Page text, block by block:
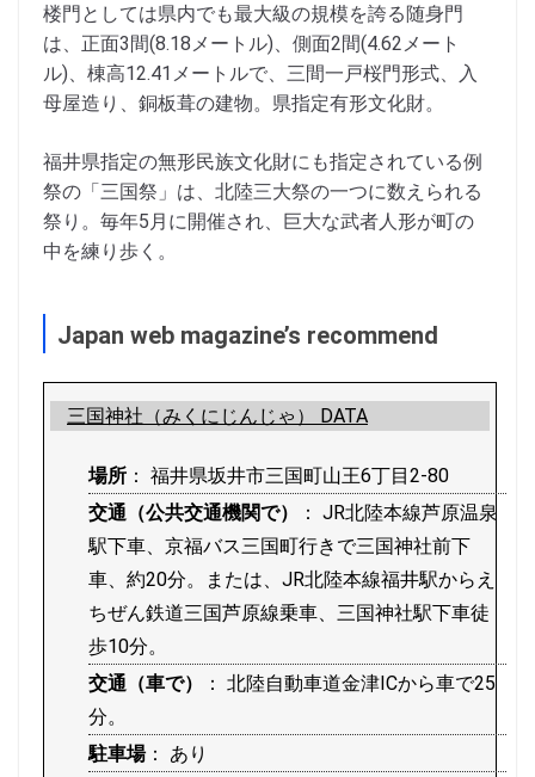
楼門としては県内でも最大級の規模を誇る随身門
は、正面3間(8.18メートル)、側面2間(4.62メート
ル)、棟高12.41メートルで、三間一戸桜門形式、入
母屋造り、銅板葺の建物。県指定有形文化財。
福井県指定の無形民族文化財にも指定されている例
祭の「三国祭」は、北陸三大祭の一つに数えられる
祭り。毎年5月に開催され、巨大な武者人形が町の
中を練り歩く。
Japan web magazine’s recommend
三国神社（みくにじんじゃ） DATA
場所 ： 福井県坂井市三国町山王6丁目2-80
交通（公共交通機関で）
： JR北陸本線芦原温泉
駅下車、京福バス三国町行きで三国神社前下
車、約20分。または、JR北陸本線福井駅からえ
ちぜん鉄道三国芦原線乗車、三国神社駅下車徒
歩10分。
交通（車で）
： 北陸自動車道金津ICから車で25
分。
駐車場： あり